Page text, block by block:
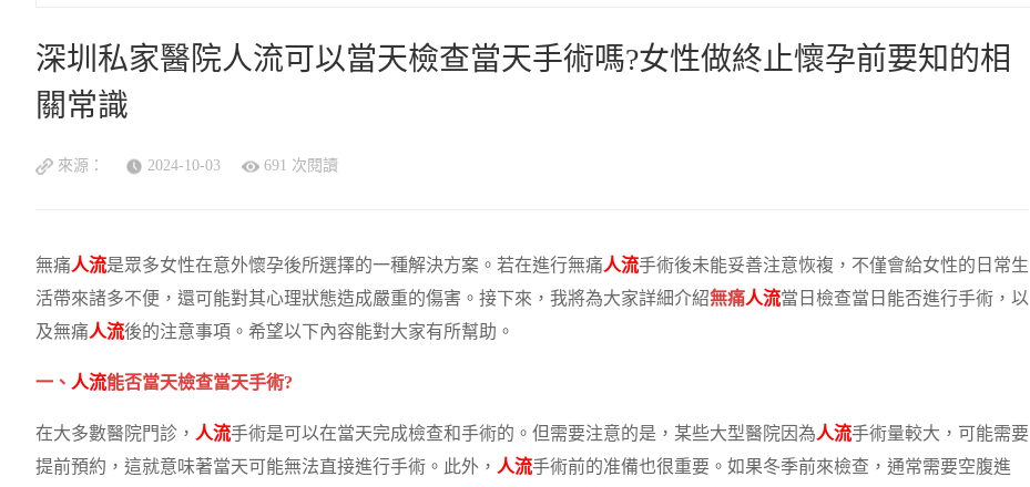
深圳私家醫院人流可以當天檢查當天手術嗎?女性做終止懷孕前要知的相
關常識
來源： 2024-10-03 691 次閱讀
無痛人流是眾多女性在意外懷孕後所選擇的一種解決方案。若在進行無痛人流手術後未能妥善注意恢複，不僅會給女性的日常生
活帶來諸多不便，還可能對其心理狀態造成嚴重的傷害。接下來，我將為大家詳細介紹無痛人流當日檢查當日能否進行手術，以
及無痛人流後的注意事項。希望以下內容能對大家有所幫助。
一、 人流能否當天檢查當天手術?
在大多數醫院門診， 人流手術是可以在當天完成檢查和手術的。但需要注意的是，某些大型醫院因為人流手術量較大，可能需要
提前預約，這就意味著當天可能無法直接進行手術。此外， 人流手術前的准備也很重要。如果冬季前來檢查，通常需要空腹進